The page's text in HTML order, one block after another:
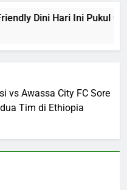
Dini Hari Ini Pukul
vs Awassa City FC Sore
Tim di Ethiopia